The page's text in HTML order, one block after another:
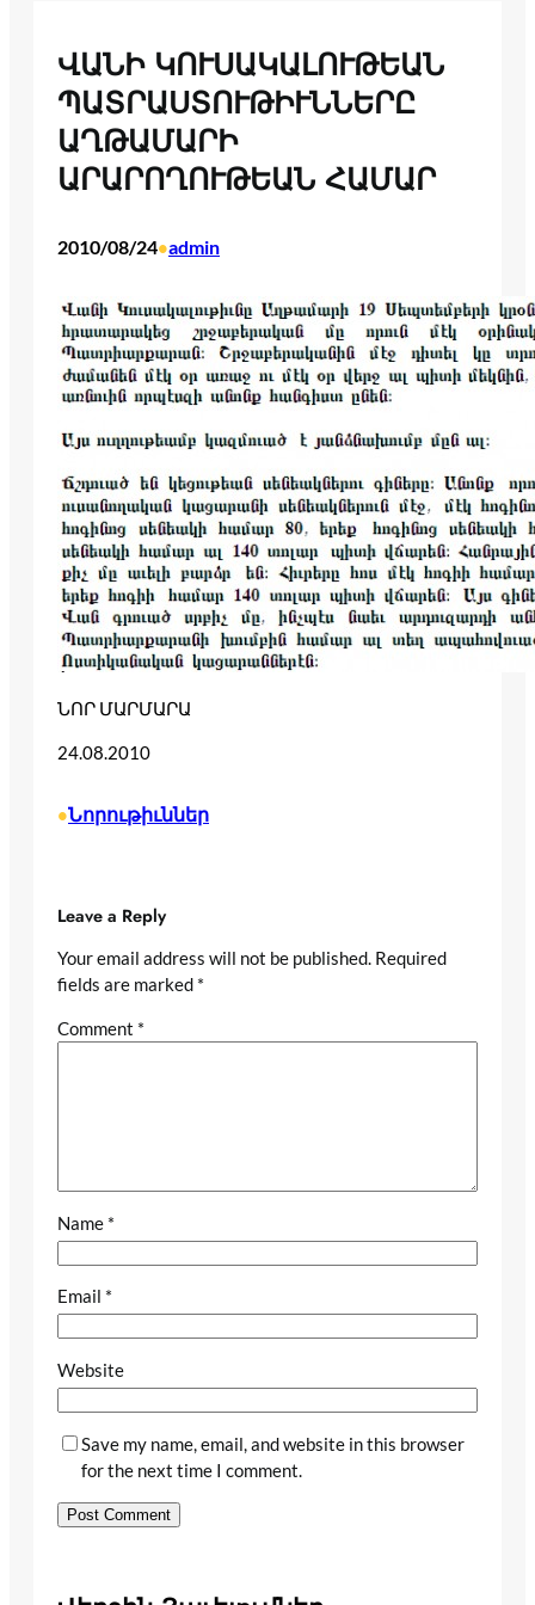
ՎԱՆԻ ԿՈՒՍԱԿԱԼՈՒԹԵԱՆ
ՊԱՏՐԱՍՏՈՒԹԻՒՆՆԵՐԸ
ԱՂԹԱՄԱՐԻ
ԱՐԱՐՈՂՈՒԹԵԱՆ ՀԱՄԱՐ
2010/08/24•admin
ՆՈՐ ՄԱՐՄԱՐԱ
24.08.2010
•Նորութիւններ
Leave a Reply
Your email address will not be published. Required
fields are marked *
Comment *
Name *
Email *
Website
Save my name, email, and website in this browser
for the next time I comment.